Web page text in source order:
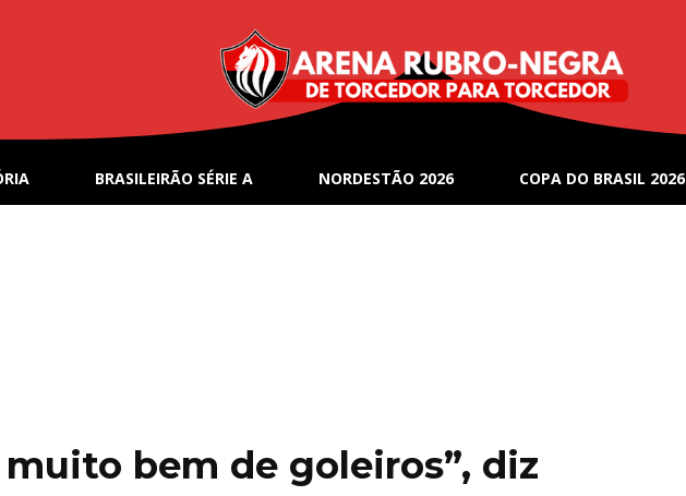
BRASILEIRÃO SÉRIE A NORDESTÃO 2026 COPA DO BRASIL 2026
muito bem de goleiros”, diz